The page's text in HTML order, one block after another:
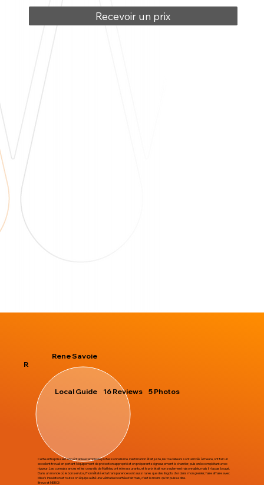
Recevoir un prix
R
Rene Savoie
Local Guide 16 Reviews 5 Photos
Cette entreprise est un véritable exemple de professionnalisme. L’estimation était juste, les travailleurs sont arrivés à l’heure, ont fait un
excellent travail en portant l’équipement de protection approprié et en préparant soigneusement le chantier, puis en le complétant avec
rigueur. Les connaissances et les conseils de Mathieu ont été rassurants, et le prix était non seulement raisonnable, mais il n’a pas bougé.
Dans un monde où le bon service, l’honnêteté et la transparence sont aussi rares que des lingots d’or dans mon grenier, faire affaire avec
Mike’s Insulation et toute son équipe a été une véritable bouffée d’air frais, c’est le moins qu’on puisse dire.
Bravo et MERCI !